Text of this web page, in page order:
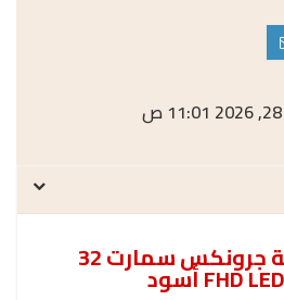
مميزات شاشة جرونكس سمارت 32